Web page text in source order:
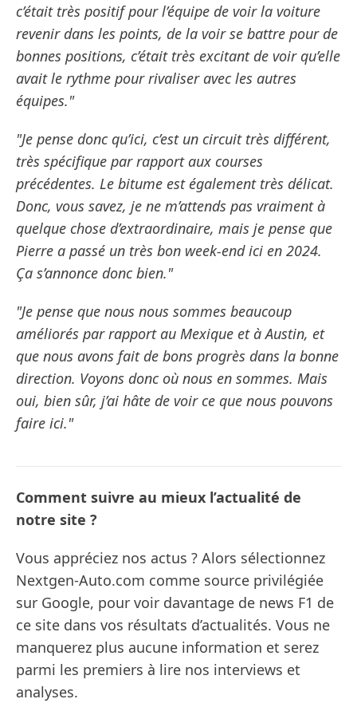
c’était très positif pour l’équipe de voir la voiture
revenir dans les points, de la voir se battre pour de
bonnes positions, c’était très excitant de voir qu’elle
avait le rythme pour rivaliser avec les autres
équipes."
"Je pense donc qu’ici, c’est un circuit très différent,
très spécifique par rapport aux courses
précédentes. Le bitume est également très délicat.
Donc, vous savez, je ne m’attends pas vraiment à
quelque chose d’extraordinaire, mais je pense que
Pierre a passé un très bon week-end ici en 2024.
Ça s’annonce donc bien."
"Je pense que nous nous sommes beaucoup
améliorés par rapport au Mexique et à Austin, et
que nous avons fait de bons progrès dans la bonne
direction. Voyons donc où nous en sommes. Mais
oui, bien sûr, j’ai hâte de voir ce que nous pouvons
faire ici."
Comment suivre au mieux l’actualité de
notre site ?
Vous appréciez nos actus ? Alors sélectionnez
Nextgen-Auto.com comme source privilégiée
sur Google, pour voir davantage de news F1 de
ce site dans vos résultats d’actualités. Vous ne
manquerez plus aucune information et serez
parmi les premiers à lire nos interviews et
analyses.